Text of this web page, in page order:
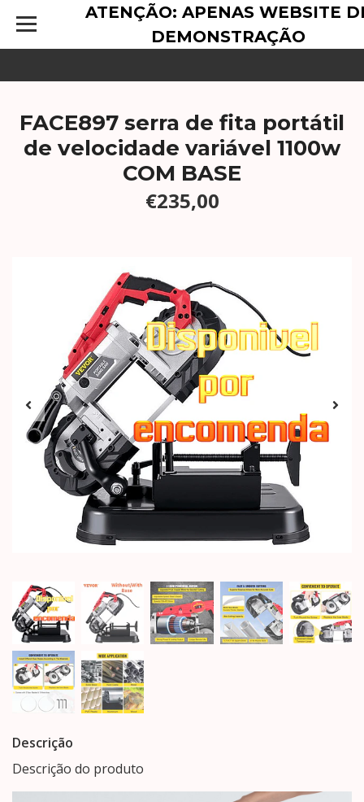
ATENÇÃO: APENAS WEBSITE
DEMONSTRAÇÃO
FACE897 serra de fita portátil
de velocidade variável 1100w
COM BASE
€235,00
Descrição
Descrição do produto